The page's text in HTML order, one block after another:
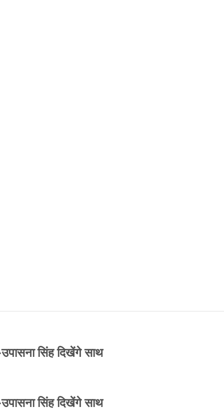
उपासना सिंह दिखेंगे साथ
उपासना सिंह दिखेंगे साथ